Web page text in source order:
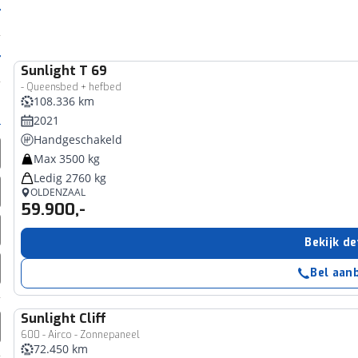
Sunlight T 69
- Queensbed + hefbed
108.336 km
2021
Handgeschakeld
Max 3500 kg
Ledig 2760 kg
OLDENZAAL
59.900,-
Bekijk
Bel
Sunlight Cliff
600 - Airco - Zonnepaneel
72.450 km